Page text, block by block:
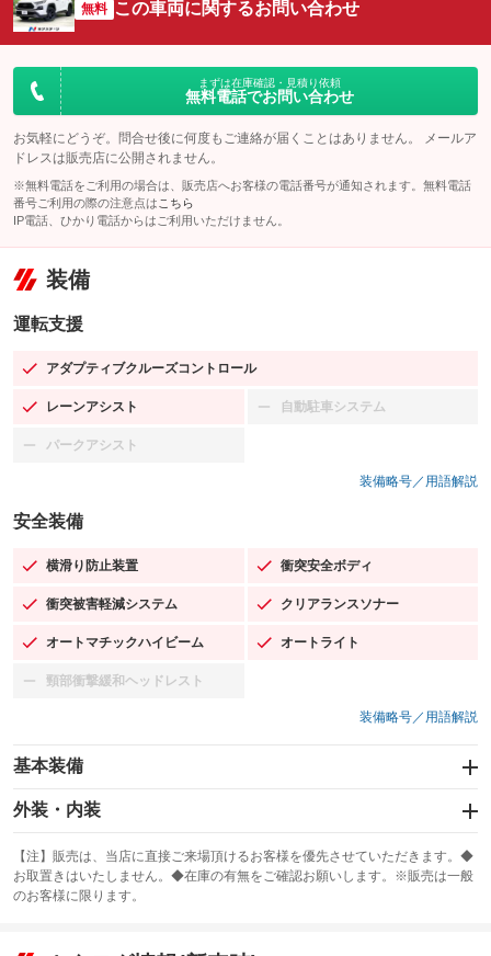
無料 この車両に関するお問い合わせ
まずは在庫確認・見積り依頼
無料電話でお問い合わせ
お気軽にどうぞ。問合せ後に何度もご連絡が届くことはありません。 メールア
ドレスは販売店に公開されません。
※無料電話をご利用の場合は、販売店へお客様の電話番号が通知されます。無料電話
番号ご利用の際の注意点は こちら
IP電話、ひかり電話からはご利用いただけません。
装備
運転支援
アダプティブクルーズコントロール
：装備あり
レーンアシスト
：装備あり 自動駐車システム
：装備なし
パークアシスト
：装備なし
装備略号／用語解説
安全装備
横滑り防止装置
：装備あり 衝突安全ボディ
：装備あり
衝突被害軽減システム
：装備あり クリアランスソナー
：装備あり
オートマチックハイビーム
：装備あり オートライト
：装備あり
頸部衝撃緩和ヘッドレスト
：装備なし
装備略号／用語解説
基本装備
エアバッグ：運転席/助手席/サイド
：装備あり
：装備なし
サンルーフ
：装備なし ABS
外装・内装
カーナビ：メモリーナビ他
：装備あり
TV：フルセグ
：装備あり
【注】販売は、当店に直接ご来場頂けるお客様を優先させていただきます。◆
お取置きはいたしません。◆在庫の有無をご確認お願いします。※販売は一般
のお客様に限ります。